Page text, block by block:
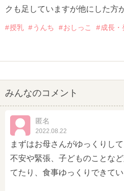
クも足していますが他にした方
授乳 うんち おしっこ 成長・
みんなのコメント
匿名
2022.08.22
まずはお母さんがゆっくりし
不安や緊張、子どものことな
てたり、食事ゆっくりできて